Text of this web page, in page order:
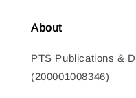
About
PTS Publications &
(200001008346)